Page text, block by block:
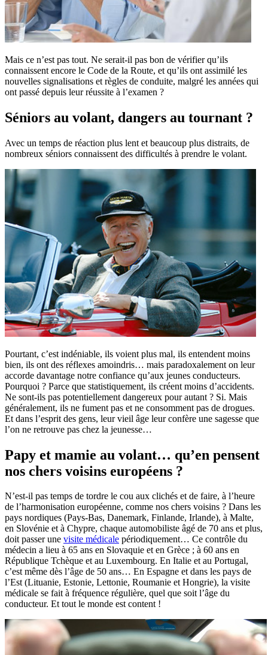
Mais ce n’est pas tout. Ne serait-il pas bon de vérifier qu’ils
connaissent encore le Code de la Route, et qu’ils ont assimilé les
nouvelles signalisations et règles de conduite, malgré les années qui
ont passé depuis leur réussite à l’examen ?
Séniors au volant, dangers au tournant ?
Avec un temps de réaction plus lent et beaucoup plus distraits, de
nombreux séniors connaissent des difficultés à prendre le volant.
Pourtant, c’est indéniable, ils voient plus mal, ils entendent moins
bien, ils ont des réflexes amoindris… mais paradoxalement on leur
accorde davantage notre confiance qu’aux jeunes conducteurs.
Pourquoi ? Parce que statistiquement, ils créent moins d’accidents.
Ne sont-ils pas potentiellement dangereux pour autant ? Si. Mais
généralement, ils ne fument pas et ne consomment pas de drogues.
Et dans l’esprit des gens, leur vieil âge leur confère une sagesse que
l’on ne retrouve pas chez la jeunesse…
Papy et mamie au volant… qu’en pensent
nos chers voisins européens ?
N’est-il pas temps de tordre le cou aux clichés et de faire, à l’heure
de l’harmonisation européenne, comme nos chers voisins ? Dans les
pays nordiques (Pays-Bas, Danemark, Finlande, Irlande), à Malte,
en Slovénie et à Chypre, chaque automobiliste âgé de 70 ans et plus,
doit passer une visite médicale périodiquement… Ce contrôle du
médecin a lieu à 65 ans en Slovaquie et en Grèce ; à 60 ans en
République Tchèque et au Luxembourg. En Italie et au Portugal,
c’est même dès l’âge de 50 ans… En Espagne et dans les pays de
l’Est (Lituanie, Estonie, Lettonie, Roumanie et Hongrie), la visite
médicale se fait à fréquence régulière, quel que soit l’âge du
conducteur. Et tout le monde est content !